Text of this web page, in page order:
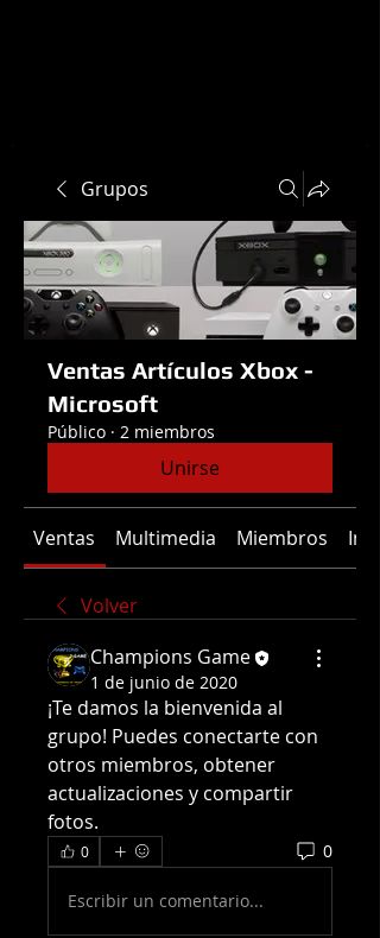
Grupos
Ventas Artículos Xbox -
Microsoft
Público · 2 miembros
Unirse
Ventas Multimedia Miembros
Volver
Champions Game
1 de junio de 2020
¡Te damos la bienvenida al
grupo! Puedes conectarte con
otros miembros, obtener
actualizaciones y compartir
fotos.
0 0
Escribir un comentario...